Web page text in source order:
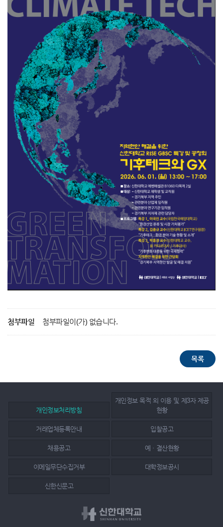
첨부파일 첨부파일이(가) 없습니다.
개인정보처리방침
개인정보 목적 외 이용 및 제3자 제공
현황
거래업체등록안내 입찰공고
채용공고 예ㆍ결산현황
이메일무단수집거부 대학정보공시
신한신문고